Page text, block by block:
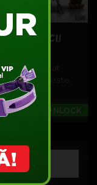
CU
şi-au creat
Kitul este
#UNLOCK